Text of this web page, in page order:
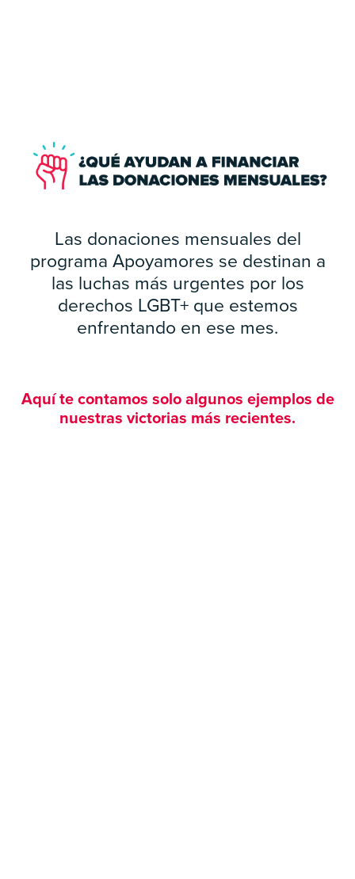
Las donaciones mensuales del
programa Apoyamores se destinan a
las luchas más urgentes por los
derechos LGBT+ que estemos
enfrentando en ese mes.
Aquí te contamos solo algunos ejemplos de
nuestras victorias más recientes.